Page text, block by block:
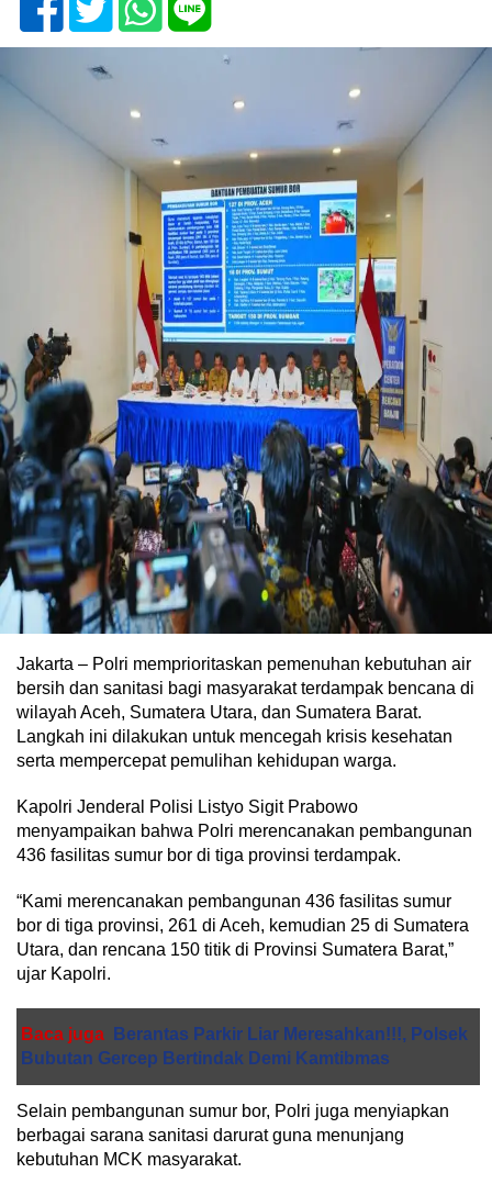
Jakarta – Polri memprioritaskan pemenuhan kebutuhan air
bersih dan sanitasi bagi masyarakat terdampak bencana di
wilayah Aceh, Sumatera Utara, dan Sumatera Barat.
Langkah ini dilakukan untuk mencegah krisis kesehatan
serta mempercepat pemulihan kehidupan warga.
Kapolri Jenderal Polisi Listyo Sigit Prabowo
menyampaikan bahwa Polri merencanakan pembangunan
436 fasilitas sumur bor di tiga provinsi terdampak.
“Kami merencanakan pembangunan 436 fasilitas sumur
bor di tiga provinsi, 261 di Aceh, kemudian 25 di Sumatera
Utara, dan rencana 150 titik di Provinsi Sumatera Barat,”
ujar Kapolri.
Baca juga
Berantas Parkir Liar Meresahkan!!!, Polsek
Bubutan Gercep Bertindak Demi Kamtibmas
Selain pembangunan sumur bor, Polri juga menyiapkan
berbagai sarana sanitasi darurat guna menunjang
kebutuhan MCK masyarakat.